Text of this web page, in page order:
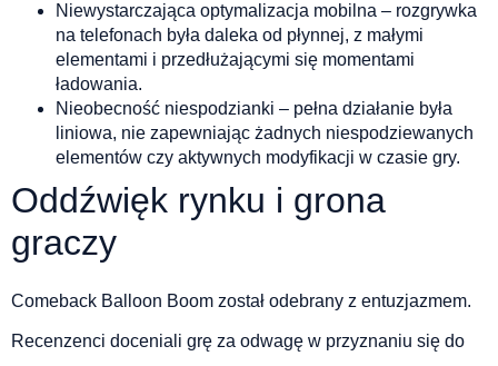
Niewystarczająca optymalizacja mobilna – rozgrywka
na telefonach była daleka od płynnej, z małymi
elementami i przedłużającymi się momentami
ładowania.
Nieobecność niespodzianki – pełna działanie była
liniowa, nie zapewniając żadnych niespodziewanych
elementów czy aktywnych modyfikacji w czasie gry.
Oddźwięk rynku i grona
graczy
Comeback Balloon Boom został odebrany z entuzjazmem.
Recenzenci doceniali grę za odwagę w przyznaniu się do